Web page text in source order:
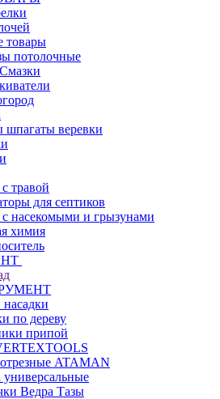
товары
потолочные
веревки
травой
для септиков
с насекомыми и грызунами
химия
по дереву
припой
ATAMAN
универсальные
Ведра Тазы